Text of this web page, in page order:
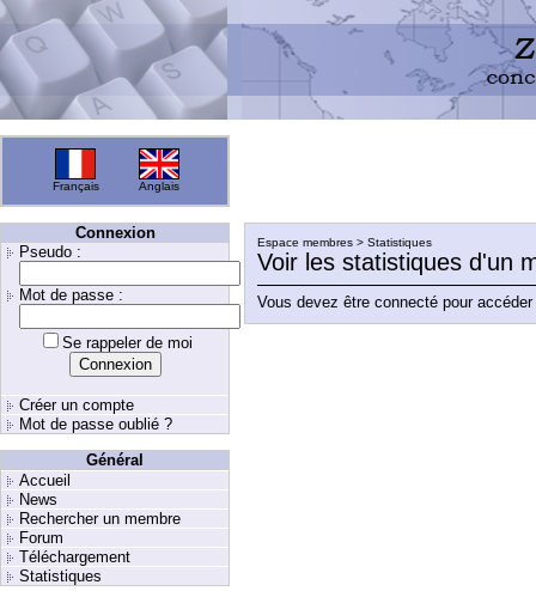
Français Anglais
Connexion
Pseudo :
Mot de passe :
Se rappeler de moi
Créer un compte
Mot de passe oublié ?
Général
Accueil
News
Rechercher un membre
Forum
Téléchargement
Statistiques
Espace membres > Statistiques
Voir les statistiques d'un
Vous devez être connecté pour